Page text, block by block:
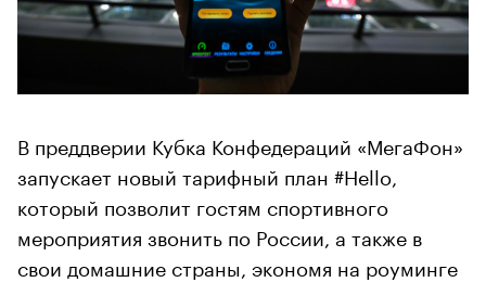
В преддверии Кубка Конфедераций «МегаФон»
запускает новый тарифный план #Hello,
который позволит гостям спортивного
мероприятия звонить по России, а также в
свои домашние страны, экономя на роуминге